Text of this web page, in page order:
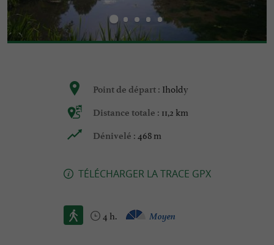
Point de départ : Iholdy
Distance totale : 11,2 km
Dénivelé : 468 m
TÉLÉCHARGER LA TRACE GPX
4 h. Moyen